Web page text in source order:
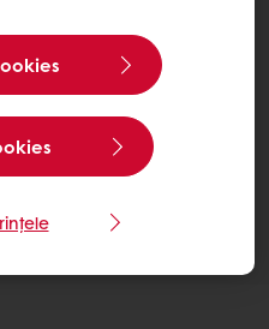
ne
Suntem bucuroși